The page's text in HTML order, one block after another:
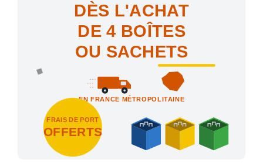
DÈS L'ACHAT
DE 4 BOÎTES
OU SACHETS
EN FRANCE MÉTROPOLITAINE
FRAIS DE PORT
OFFERTS